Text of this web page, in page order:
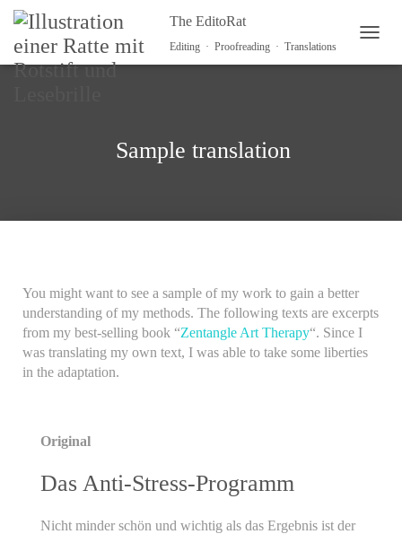
The EditoRat
Editing · Proofreading · Translations
Sample translation
You might want to see a sample of my work to gain a better
understanding of my methods. The following texts are excerpts
from my best-selling book “Zentangle Art Therapy“. Since I
was translating my own text, I was able to take some liberties
in the adaptation.
Original
Das Anti-Stress-Programm
Nicht minder schön und wichtig als das Ergebnis ist der